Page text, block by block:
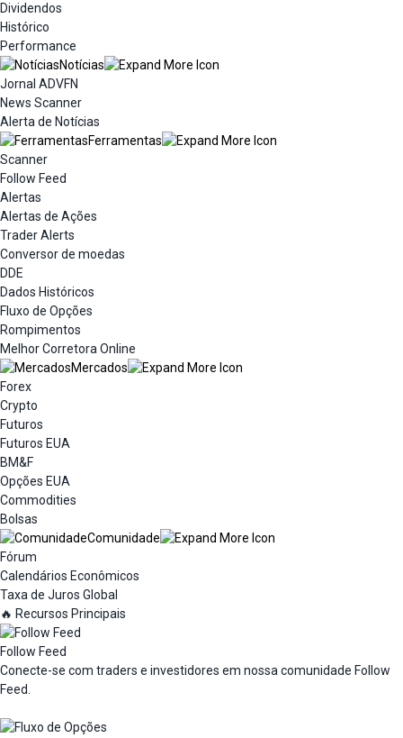
Dividendos
Histórico
Performance
Notícias
Jornal ADVFN
News Scanner
Alerta de Notícias
Ferramentas
Scanner
Follow Feed
Alertas
Alertas de Ações
Trader Alerts
Conversor de moedas
DDE
Dados Históricos
Fluxo de Opções
Rompimentos
Melhor Corretora Online
Mercados
Forex
Crypto
Futuros
Futuros EUA
BM&F
Opções EUA
Commodities
Bolsas
Comunidade
Fórum
Calendários Econômicos
Taxa de Juros Global
🔥 Recursos Principais
Follow Feed
Conecte-se com traders e investidores em nossa comunidade Follow
Feed.